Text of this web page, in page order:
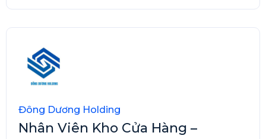
Đông Dương Holding
Nhân Viên Kho Cửa Hàng –